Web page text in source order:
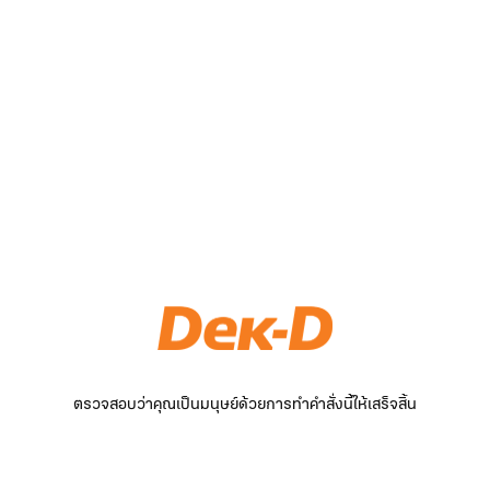
ตรวจสอบว่าคุณเป็นมนุษย์ด้วยการทำคำสั่งนี้ให้เสร็จสิ้น